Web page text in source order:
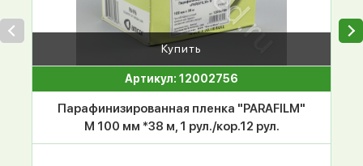
Купить
Артикул: 12002756
Парафинизированная пленка "PARAFILM"
M 100 мм *38 м, 1 рул./кор.12 рул.